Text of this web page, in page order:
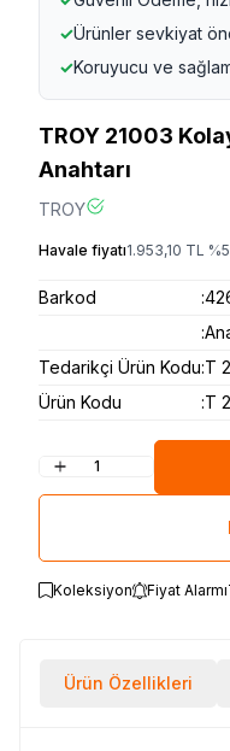
✓Ürünler sevkiyat
✓Koruyucu ve
TROY 21003
Anahtarı
TROY
Havale fiyatı1.953,10 TL %5
Barkod :
:
Tedarikçi Ürün Kodu:T
Ürün Kodu
:T
Koleksiyon Fiyat Alarmı
Ürün Özellikleri